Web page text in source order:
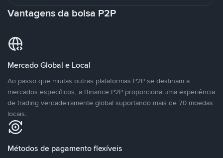
Vantagens da bolsa P2P
Mercado Global e Local
Ao passo que muitas outras plataformas P2P se destinam a
mercados específicos, a Binance P2P proporciona uma experiência
de trading verdadeiramente global suportando mais de 70 moedas
locais.
Métodos de pagamento flexíveis